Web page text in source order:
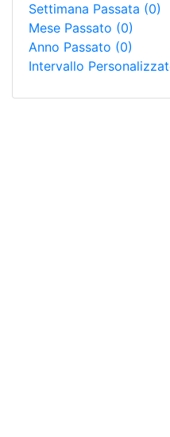
Settimana Passata (0)
Mese Passato (0)
Anno Passato (0)
Intervallo